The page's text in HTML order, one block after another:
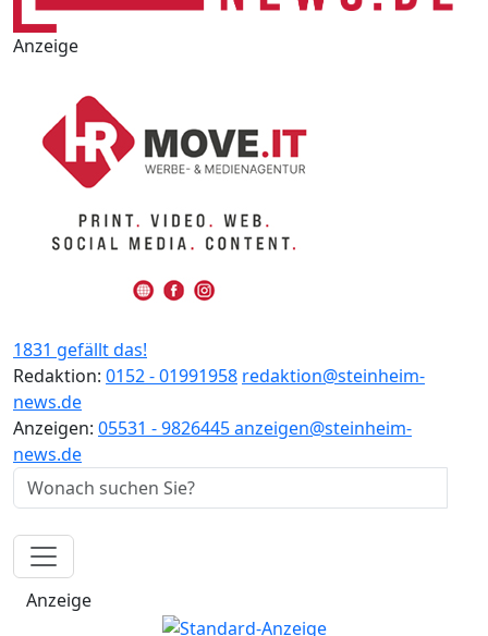
Anzeige
1831 gefällt das!
Redaktion: 0152 - 01991958 redaktion@steinheim-
news.de
Anzeigen: 05531 - 9826445anzeigen@steinheim-
news.de
Anzeige